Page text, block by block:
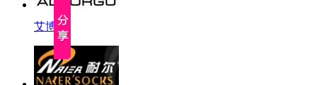
艾博古